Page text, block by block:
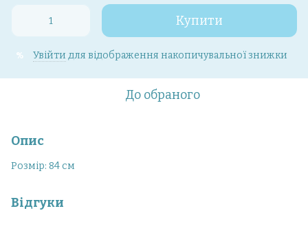
Купити
% Увійти для відображення накопичувальної знижки
До обраного
Опис
Розмір: 84 см
Відгуки